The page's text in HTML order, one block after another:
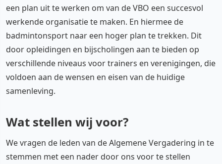
een plan uit te werken om van de VBO een succesvol
werkende organisatie te maken. En hiermee de
badmintonsport naar een hoger plan te trekken. Dit
door opleidingen en bijscholingen aan te bieden op
verschillende niveaus voor trainers en verenigingen, die
voldoen aan de wensen en eisen van de huidige
samenleving.
Wat stellen wij voor?
We vragen de leden van de Algemene Vergadering in te
stemmen met een nader door ons voor te stellen